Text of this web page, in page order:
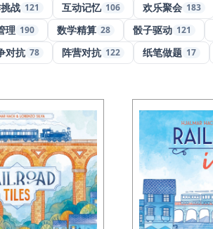
战 121 互动记忆 106 欢乐聚会 183
理 190 数学精算 28 骰子驱动 121
对抗 78 阵营对抗 122 纸笔做题 17